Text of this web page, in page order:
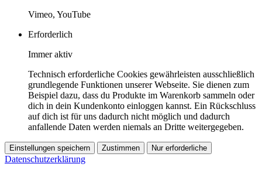
Vimeo, YouTube
Erforderlich
Immer aktiv
Technisch erforderliche Cookies gewährleisten ausschließlich
grundlegende Funktionen unserer Webseite. Sie dienen zum
Beispiel dazu, dass du Produkte im Warenkorb sammeln oder
dich in dein Kundenkonto einloggen kannst. Ein Rückschluss
auf dich ist für uns dadurch nicht möglich und dadurch
anfallende Daten werden niemals an Dritte weitergegeben.
Einstellungen speichern Zustimmen Nur erforderliche
Datenschutzerklärung